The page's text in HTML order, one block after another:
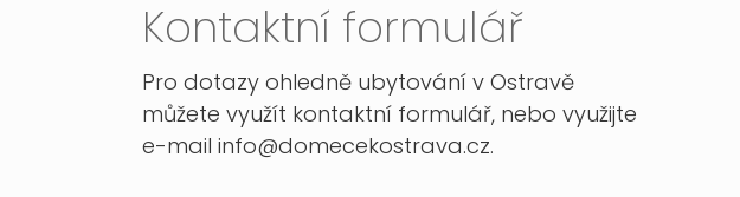
Kontaktní formulář
Pro dotazy ohledně ubytování v Ostravě
můžete využít kontaktní formulář, nebo využijte
e-mail info@domecekostrava.cz.